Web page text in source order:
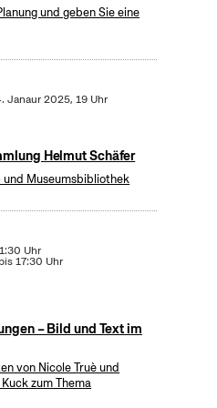
und geben Sie eine
Janaur 2025, 19 Uhr
Helmut Schäfer
Museumsbibliothek
Uhr
17:30 Uhr
– Bild und Text im
von Nicole Truè und
zum Thema